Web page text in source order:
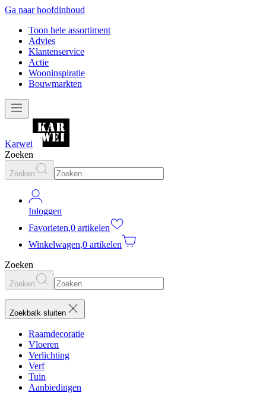
Ga naar hoofdinhoud
Toon hele assortiment
Advies
Klantenservice
Actie
Wooninspiratie
Bouwmarkten
Karwei
Zoeken
Zoeken
Inloggen
Favorieten,0 artikelen
Winkelwagen,0 artikelen
Zoeken
Zoeken
Zoekbalk sluiten
Raamdecoratie
Vloeren
Verlichting
Verf
Tuin
Aanbiedingen